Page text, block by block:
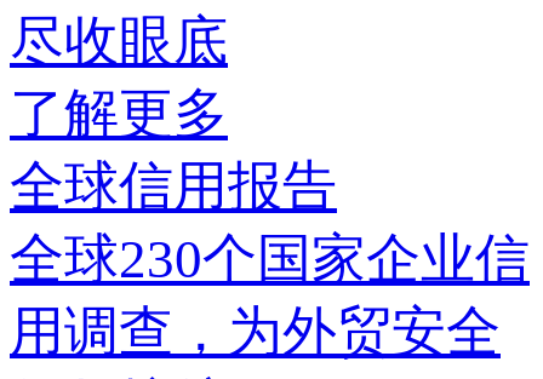
尽收眼底
了解更多
全球信用报告
全球230个国家企业信
用调查，为外贸安全